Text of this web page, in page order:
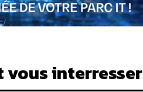
vous interresser